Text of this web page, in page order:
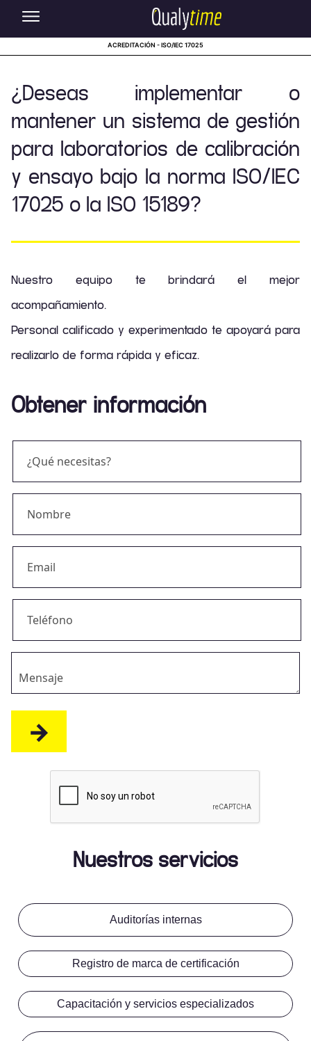
ACREDITACIÓN - ISO/IEC 17025
¿Deseas implementar o
mantener un sistema de gestión
para laboratorios de calibración
y ensayo bajo la norma ISO/IEC
17025 o la ISO 15189?
Nuestro equipo te brindará el mejor
acompañamiento.
Personal calificado y experimentado te apoyará para
realizarlo de forma rápida y eficaz.
Obtener información
Nuestros servicios
Auditorías internas
Registro de marca de certificación
Capacitación y servicios especializados